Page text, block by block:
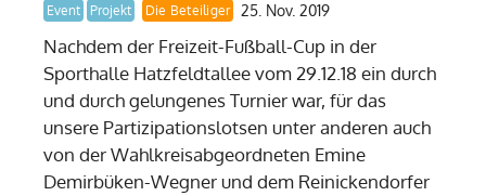
Event Projekt Die Beteiliger 25. Nov. 2019
Nachdem der Freizeit-Fußball-Cup in der
Sporthalle Hatzfeldtallee vom 29.12.18 ein durch
und durch gelungenes Turnier war, für das
unsere Partizipationslotsen unter anderen auch
von der Wahlkreisabgeordneten Emine
Demirbüken-Wegner und dem Reinickendorfer